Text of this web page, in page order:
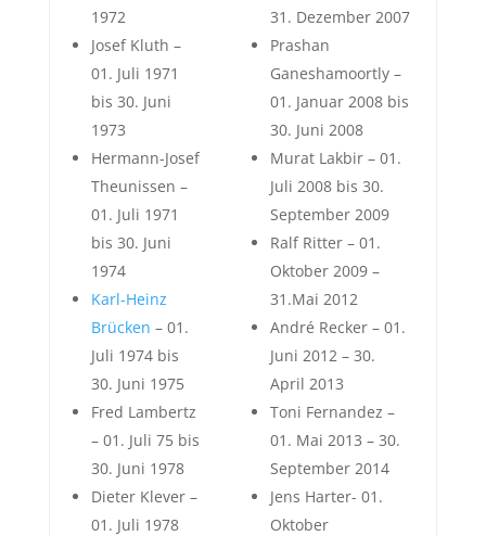
1972
Josef Kluth –
01. Juli 1971
bis 30. Juni
1973
Hermann-Josef
Theunissen –
01. Juli 1971
bis 30. Juni
1974
Karl-Heinz
Brücken – 01.
Juli 1974 bis
30. Juni 1975
Fred Lambertz
– 01. Juli 75 bis
30. Juni 1978
Dieter Klever –
01. Juli 1978
31. Dezember 2007
Prashan
Ganeshamoortly –
01. Januar 2008 bis
30. Juni 2008
Murat Lakbir – 01.
Juli 2008 bis 30.
September 2009
Ralf Ritter – 01.
Oktober 2009 –
31.Mai 2012
André Recker – 01.
Juni 2012 – 30.
April 2013
Toni Fernandez –
01. Mai 2013 – 30.
September 2014
Jens Harter- 01.
Oktober